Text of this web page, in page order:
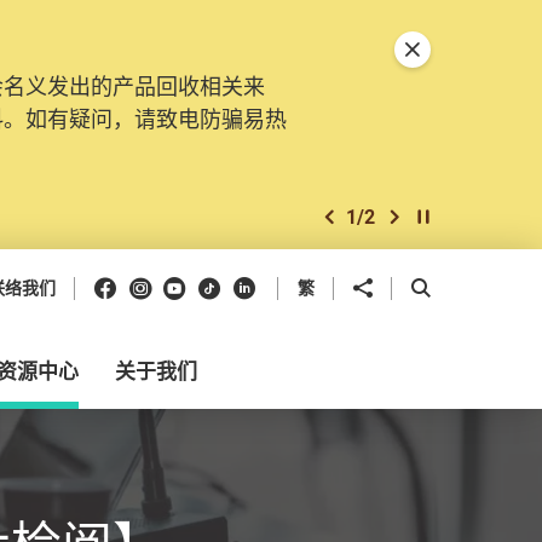
义发出的产品回收相关来
如有疑问，请致电防骗易热
上一个
1/2 下一个开始/暂停幻灯
关闭特別通告
络我们 Facebook
Instagram
Youtube
抖音领英 繁 分享到 开启搜寻框
源中心 关于我们